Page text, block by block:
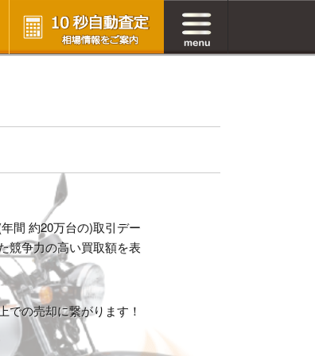
間 約20万台の)取引デー
競争力の高い買取額を表
での売却に繋がります！